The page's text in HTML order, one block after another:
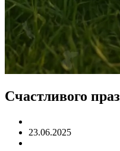
Счастливого
23.06.2025